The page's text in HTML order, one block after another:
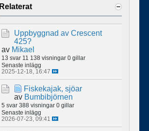
Relaterat
Uppbyggnad av Crescent
425?
av Mikael
13 svar 11 138 visningar 0 gillar
Senaste inlägg
2025-12-18, 16:47
Fiskekajak, sjöar
av Bumbibjörnen
5 svar 388 visningar 0 gillar
Senaste inlägg
2026-07-23, 09:41